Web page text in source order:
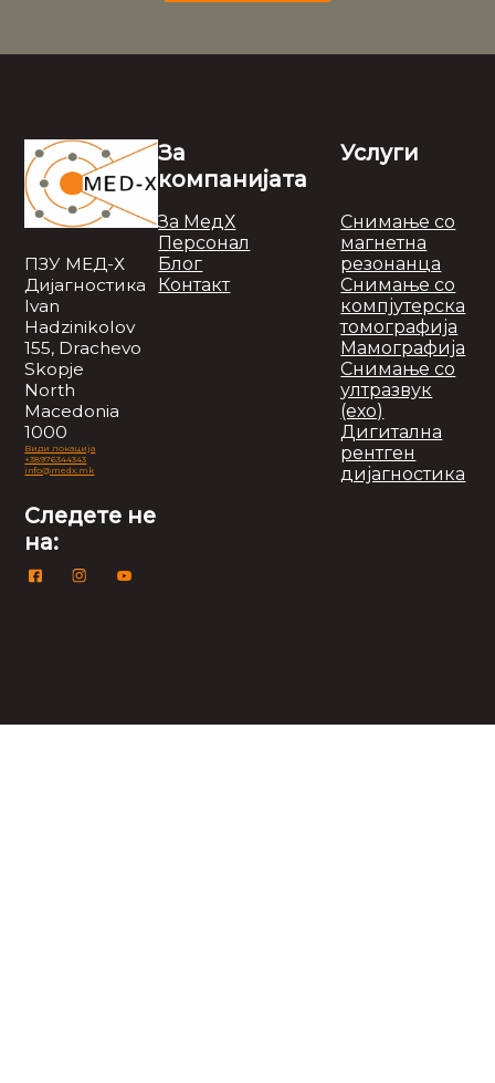
ПЗУ МЕД-Х
Дијагностика
Ivan
Hadzinikolov
155, Drachevo
Skopje
North
Macedonia
1000
Види локација
+38976344343
info@medx.mk
Следете не
на:
За
компанијата
За МедХ
Персонал
Блог
Контакт
Услуги
Снимање со
магнетна
резонанца
Снимање со
компјутерска
томографија
Мамографија
Снимање со
ултразвук
(ехо)
Дигитална
рентген
дијагностика